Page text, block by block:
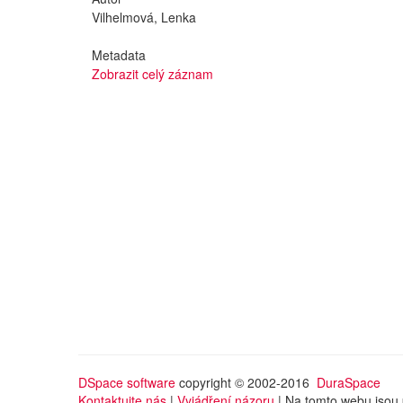
Vilhelmová, Lenka
Metadata
Zobrazit celý záznam
DSpace software copyright © 2002-2016 DuraSpace